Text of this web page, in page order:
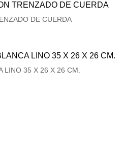
DE CUERDA
LINO 35 X 26 X 26 CM.